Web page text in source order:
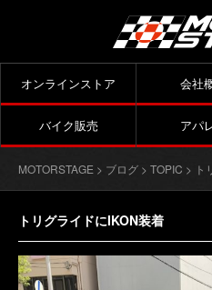
オンラインストア 会社
バイク販売 アパ
MOTORSTAGE > ブログ > TOPIC > ト
トリグライドにIKON装着